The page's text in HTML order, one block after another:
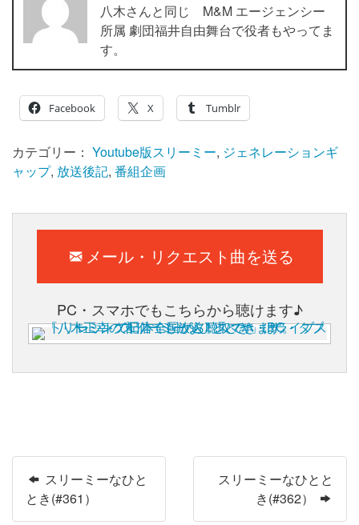
八木さんと同じ M&M エージェンシー
所属 劇団福井自由舞台で役者もやってま
す。
Facebook X Tumblr
カテゴリー： Youtube版スリーミー, ジェネレーションギ
ャップ, 放送後記, 番組企画
メール・リクエスト曲を送る
PC・スマホでもこちらから聴けます♪
スリーミーなひと
とき(#361）
スリーミーなひとと
き(#362）